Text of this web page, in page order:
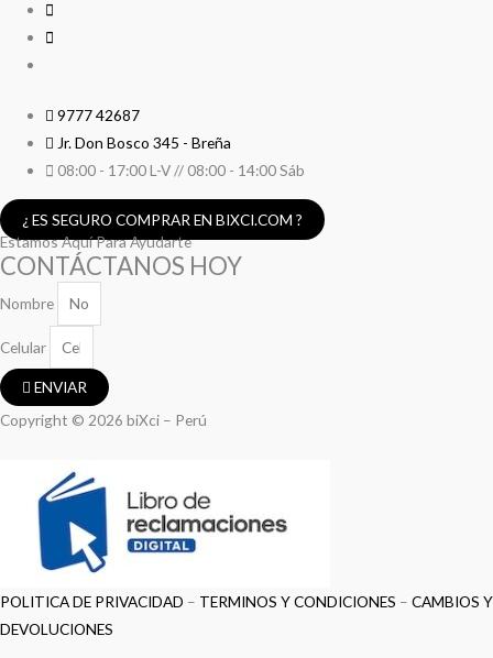
9777 42687
Jr. Don Bosco 345 - Breña
08:00 - 17:00 L-V // 08:00 - 14:00 Sáb
¿ ES SEGURO COMPRAR EN BIXCI.COM ?
Estamos Aquí Para Ayudarte
CONTÁCTANOS HOY
Nombre
Celular
ENVIAR
Copyright © 2026 biXci – Perú
POLITICA DE PRIVACIDAD – TERMINOS Y CONDICIONES – CAMBIOS Y
DEVOLUCIONES